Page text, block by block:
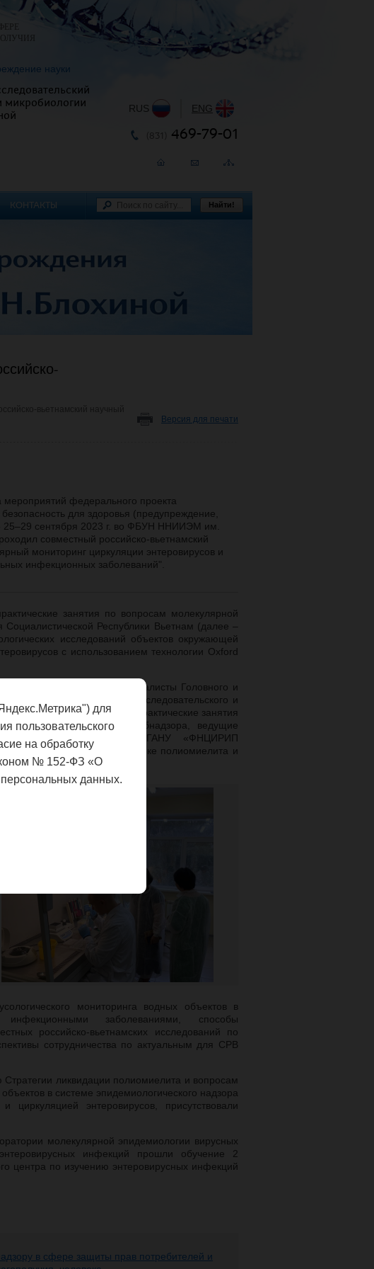
Версия для печати
федерального проекта
для здоровья (предупреждение,
25–29 сентября 2023 г. во ФБУН ННИИЭМ им.
совместный российско-вьетнамский
мониторинг циркуляции энтеровирусов и
инфекционных заболеваний".
занятия по вопросам молекулярной
Социалистической Республики Вьетнам (далее –
исследований объектов окружающей
с использованием технологии Oxford
участие 2 человека – специалисты Головного и
Тропического научно-исследовательского и
стороны лекции и практические занятия
И.Н. Блохиной Роспотребнадзора, ведущие
за полиомиелитом (ФГАНУ «ФНЦИРИП
лаборатории по диагностике полиомиелита и
г. Санкт-Петербург).
мониторинга водных объектов в
заболеваниями, способы
российско-вьетнамских исследований по
сотрудничества по актуальным для СРВ
ликвидации полиомиелита и вопросам
в системе эпидемиологического надзора
энтеровирусов, присутствовали
молекулярной эпидемиологии вирусных
инфекций прошли обучение 2
центра по изучению энтеровирусных инфекций
в сфере защиты прав потребителей и
науки
микробиологии
RUS ENG
469-79-01
КОНТАКТЫ Найти!
для
пользовательского
на обработку
№ 152-ФЗ «О
данных.